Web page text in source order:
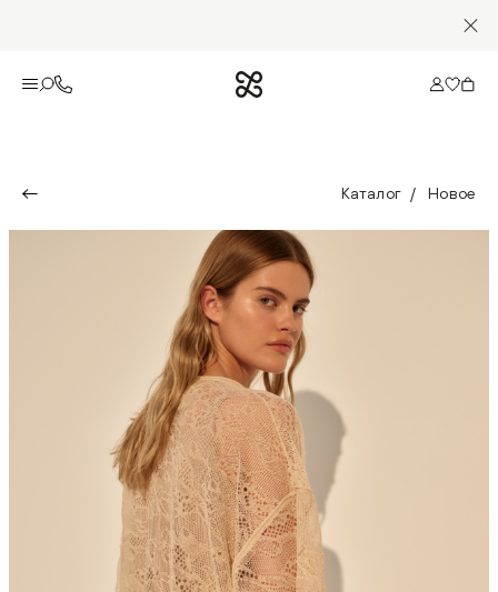
Каталог Новое